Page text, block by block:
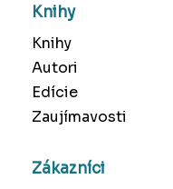
Knihy
Knihy
Autori
Edície
Zaujímavosti
Zákazníci